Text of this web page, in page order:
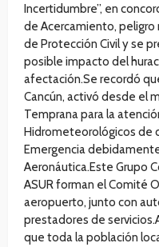
Incertidumbre”, en
de Acercamiento,
de Protección Civil y se
posible impacto del
afectación.Se recordó
Cancún, activó desde el
Temprana para la
Hidrometeorológicos de
Emergencia
Aeronáutica.Este Grupo
ASUR forman el Comité
aeropuerto, junto con
prestadores de
que toda la población